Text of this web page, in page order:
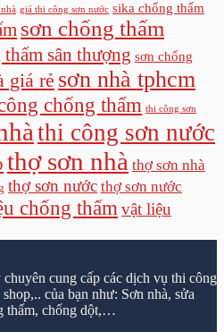
giá thi công sơn nước sika chống thấm
sơn chống thấm
sân thượng sơn chống
giá rẻ sơn nhà tphcm
chống thấm thi công sơn
thi công sơn nước
thợ sơn nhà thợ sơn nhà
thợ sơn nước thợ sơn nước
chống thấm vật liệu
chuyên cung cấp các dịch vụ thi công
của bạn như: Sơn nhà, sửa
thấm, chống dột,…